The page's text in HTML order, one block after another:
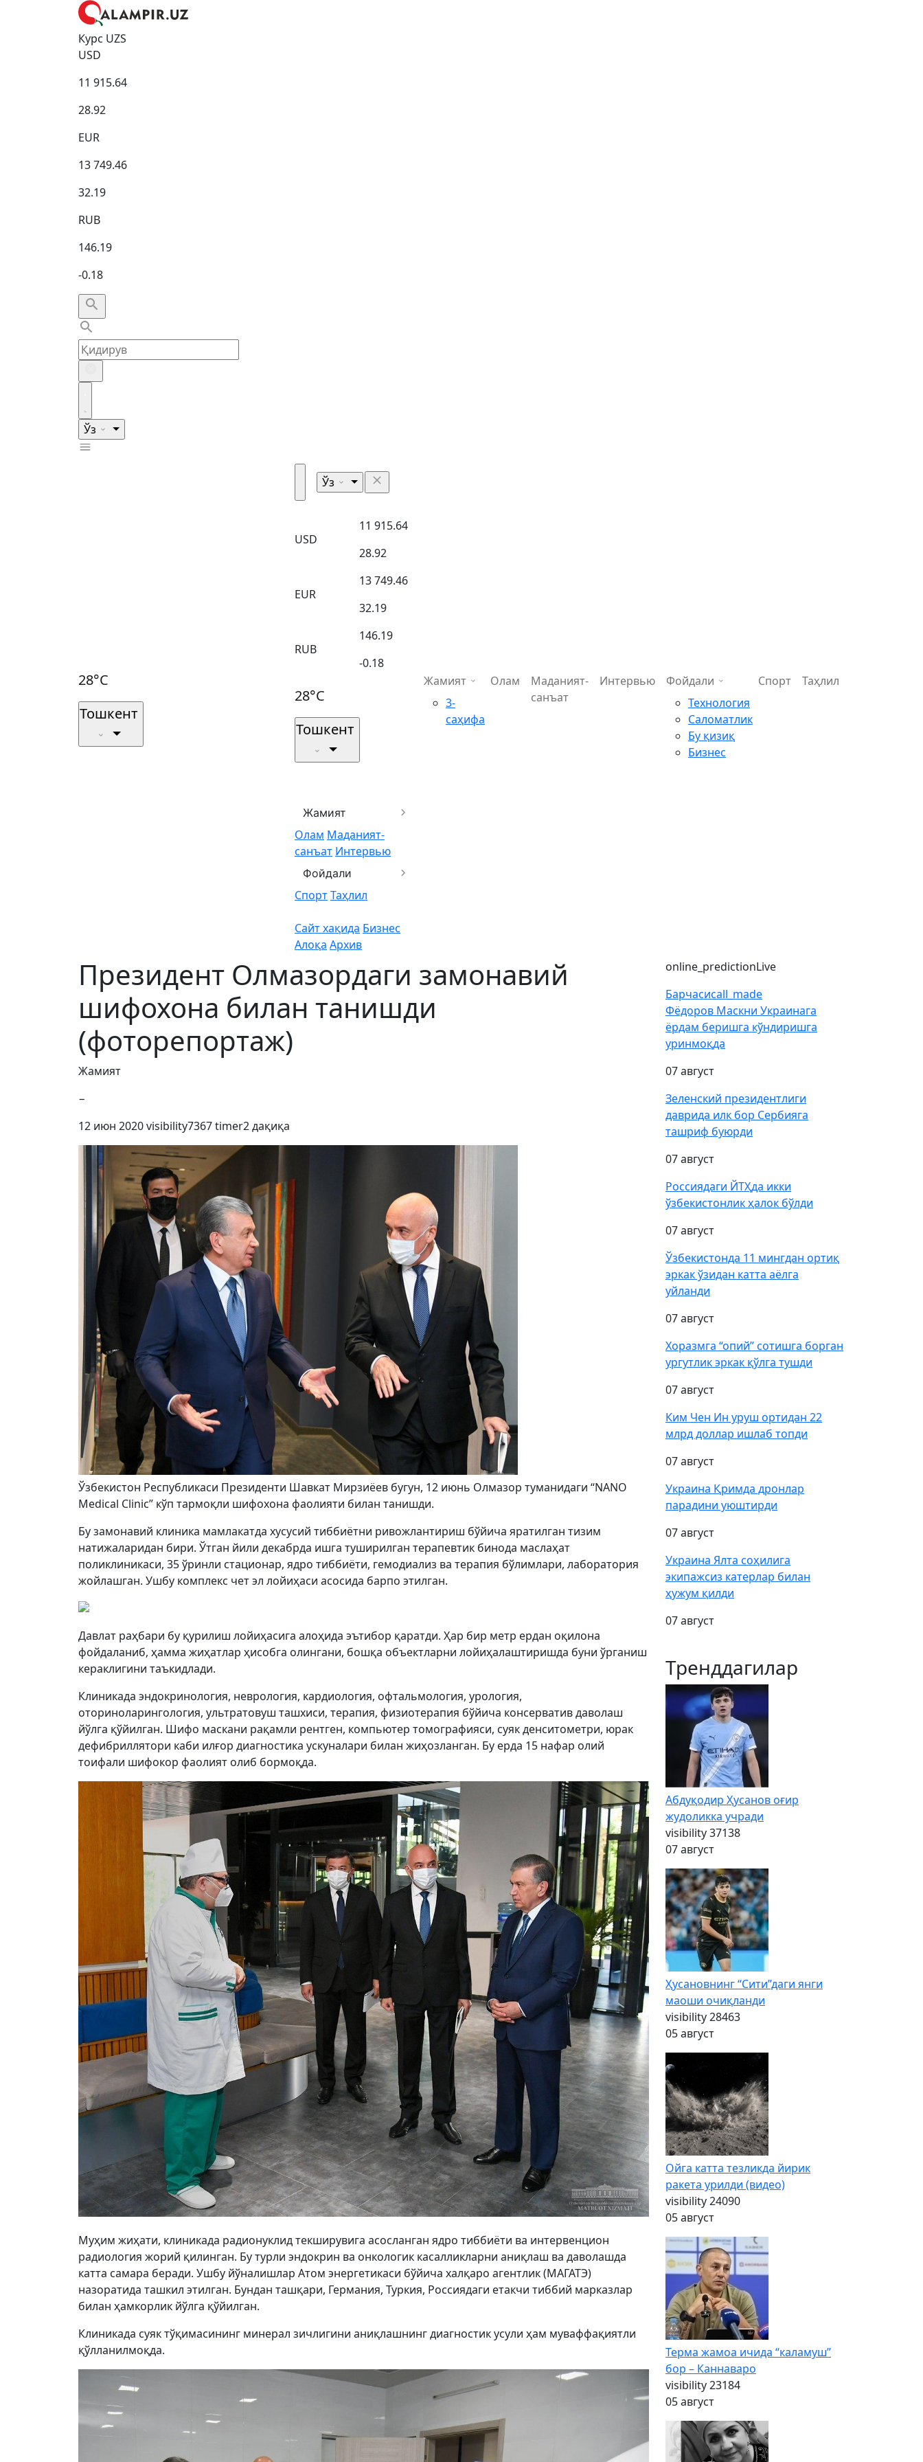
Курс UZS
USD
11 915.64
28.92
EUR
13 749.46
32.19
RUB
146.19
-0.18
Ўз
28°C
Тошкент
Ўз
USD
11 915.64
28.92
EUR
13 749.46
32.19
RUB
146.19
-0.18
28°C
Тошкент
Жамият
Олам Маданият-
санъат Интервью
Фойдали
СпортТаҳлил
Сайт хақида Бизнес
Алоқа Архив
Жамият
3-
саҳифа
Олам
Маданият-
санъат
Интервью
Фойдали
Технология
Саломатлик
Бу қизиқ
Бизнес
Спорт Таҳлил
Президент Олмазордаги замонавий
шифохона билан танишди
(фоторепортаж)
Жамият
−
12 июн 2020visibility7367timer2 дақиқа
Ўзбекистон Республикаси Президенти Шавкат Мирзиёев бугун, 12 июнь Олмазор туманидаги “NANO
Medical Clinic” кўп тармоқли шифохона фаолияти билан танишди.
Бу замонавий клиника мамлакатда хусусий тиббиётни ривожлантириш бўйича яратилган тизим
натижаларидан бири. Ўтган йили декабрда ишга туширилган терапевтик бинода маслаҳат
поликлиникаси, 35 ўринли стационар, ядро тиббиёти, гемодиализ ва терапия бўлимлари, лаборатория
жойлашган. Ушбу комплекс чет эл лойиҳаси асосида барпо этилган.
Давлат раҳбари бу қурилиш лойиҳасига алоҳида эътибор қаратди. Ҳар бир метр ердан оқилона
фойдаланиб, ҳамма жиҳатлар ҳисобга олингани, бошқа объектларни лойиҳалаштиришда буни ўрганиш
кераклигини таъкидлади.
Клиникада эндокринология, неврология, кардиология, офтальмология, урология,
оториноларингология, ультратовуш ташхиси, терапия, физиотерапия бўйича консерватив даволаш
йўлга қўйилган. Шифо маскани рақамли рентген, компьютер томографияси, суяк денситометри, юрак
дефибриллятори каби илғор диагностика ускуналари билан жиҳозланган. Бу ерда 15 нафар олий
тоифали шифокор фаолият олиб бормоқда.
Муҳим жиҳати, клиникада радионуклид текширувига асосланган ядро тиббиёти ва интервенцион
радиология жорий қилинган. Бу турли эндокрин ва онкологик касалликларни аниқлаш ва даволашда
катта самара беради. Ушбу йўналишлар Атом энергетикаси бўйича халқаро агентлик (МАГАТЭ)
назоратида ташкил этилган. Бундан ташқари, Германия, Туркия, Россиядаги етакчи тиббий марказлар
билан ҳамкорлик йўлга қўйилган.
Клиникада суяк тўқимасининг минерал зичлигини аниқлашнинг диагностик усули ҳам муваффақиятли
қўлланилмоқда.
online_predictionLive
Барчасиcall_made
Фёдоров Маскни Украинага
ёрдам беришга кўндиришга
уринмоқда
07 август
Зеленский президентлиги
даврида илк бор Сербияга
ташриф буюрди
07 август
Россиядаги ЙТҲда икки
ўзбекистонлик ҳалок бўлди
07 август
Ўзбекистонда 11 мингдан ортиқ
эркак ўзидан катта аёлга
уйланди
07 август
Хоразмга “опий” сотишга борган
ургутлик эркак қўлга тушди
07 август
Ким Чен Ин уруш ортидан 22
млрд доллар ишлаб топди
07 август
Украина Қримда дронлар
парадини уюштирди
07 август
Украина Ялта соҳилига
экипажсиз катерлар билан
ҳужум қилди
07 август
Тренддагилар
Абдуқодир Ҳусанов оғир
жудоликка учради
visibility37138
07 август
Ҳусановнинг “Сити”даги янги
маоши очиқланди
visibility28463
05 август
Ойга катта тезликда йирик
ракета урилди (видео)
visibility24090
05 август
Терма жамоа ичида “каламуш”
бор – Каннаваро
visibility23184
05 август